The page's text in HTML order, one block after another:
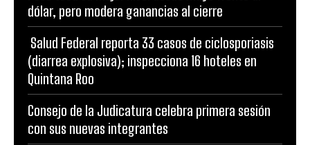
dólar, pero modera ganancias al cierre
Salud Federal reporta 33 casos de ciclosporiasis
(diarrea explosiva); inspecciona 16 hoteles en
Quintana Roo
Consejo de la Judicatura celebra primera sesión
con sus nuevas integrantes